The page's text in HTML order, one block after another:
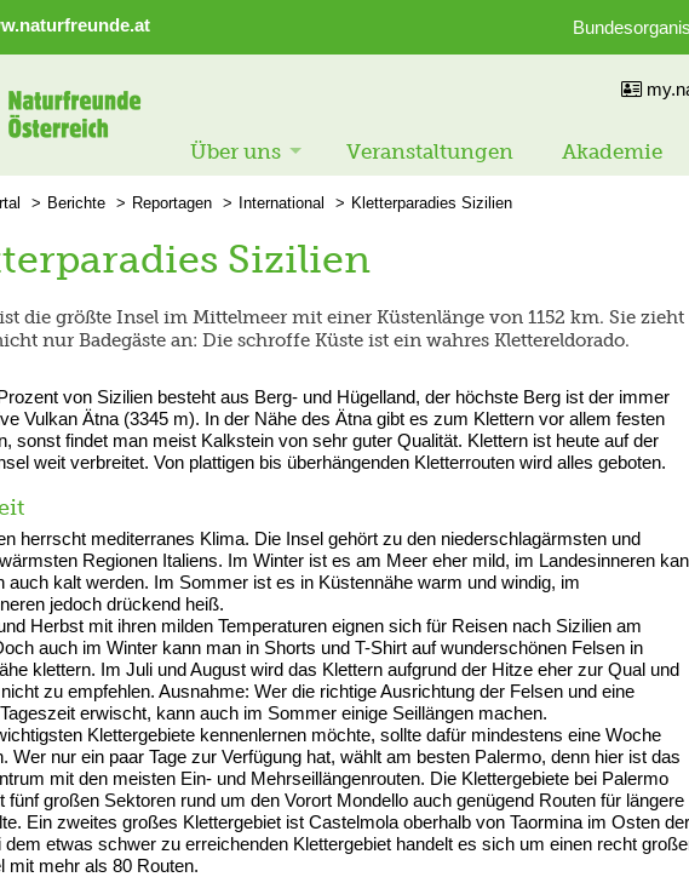
Über uns Veranstaltungen Akademie
Berichte Reportagen International Kletterparadies Sizilien
Sizilien
die größte Insel im Mittelmeer mit einer Küstenlänge von 1152 km. Sie zieht
nur Badegäste an: Die schroffe Küste ist ein wahres Klettereldorado.
von Sizilien besteht aus Berg- und Hügelland, der höchste Berg ist der immer
Vulkan Ätna (3345 m). In der Nähe des Ätna gibt es zum Klettern vor allem festen
sonst findet man meist Kalkstein von sehr guter Qualität. Klettern ist heute auf der
weit verbreitet. Von plattigen bis überhängenden Kletterrouten wird alles geboten.
herrscht mediterranes Klima. Die Insel gehört zu den niederschlagärmsten und
Regionen Italiens. Im Winter ist es am Meer eher mild, im Landesinneren
auch kalt werden. Im Sommer ist es in Küstennähe warm und windig, im
jedoch drückend heiß.
Herbst mit ihren milden Temperaturen eignen sich für Reisen nach Sizilien am
auch im Winter kann man in Shorts und T-Shirt auf wunderschönen Felsen in
klettern. Im Juli und August wird das Klettern aufgrund der Hitze eher zur Qual und
zu empfehlen. Ausnahme: Wer die richtige Ausrichtung der Felsen und eine
erwischt, kann auch im Sommer einige Seillängen machen.
Klettergebiete kennenlernen möchte, sollte dafür mindestens eine Woche
Wer nur ein paar Tage zur Verfügung hat, wählt am besten Palermo, denn hier ist das
mit den meisten Ein- und Mehrseillängenrouten. Die Klettergebiete bei Palermo
fünf großen Sektoren rund um den Vorort Mondello auch genügend Routen für längere
Ein zweites großes Klettergebiet ist Castelmola oberhalb von Taormina im Osten der
dem etwas schwer zu erreichenden Klettergebiet handelt es sich um einen recht
mit mehr als 80 Routen.